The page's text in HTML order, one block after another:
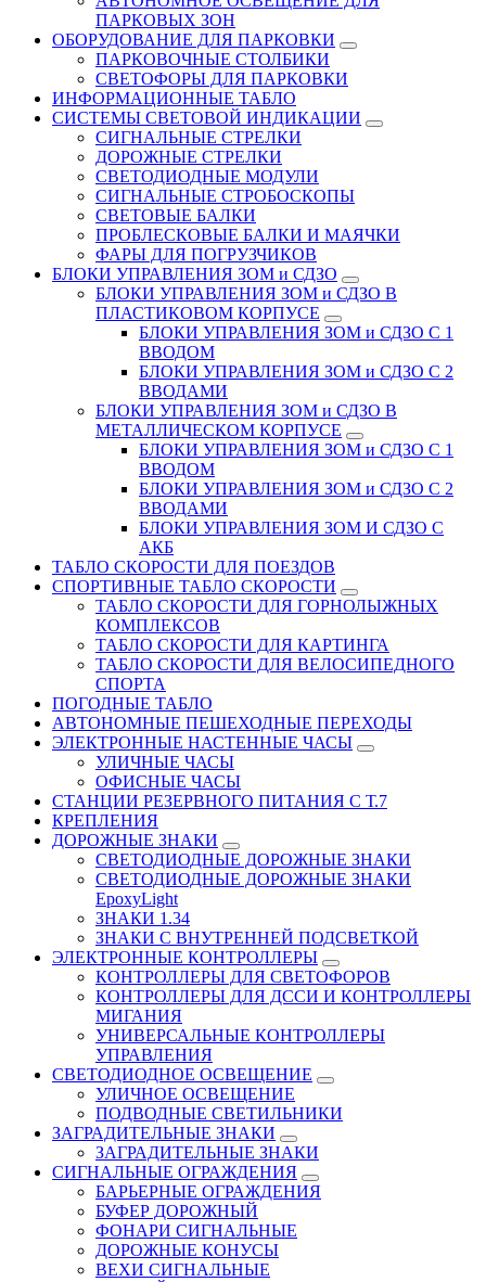
ПАРКОВЫХ ЗОН
ОБОРУДОВАНИЕ ДЛЯ ПАРКОВКИ
ПАРКОВОЧНЫЕ СТОЛБИКИ
СВЕТОФОРЫ ДЛЯ ПАРКОВКИ
ИНФОРМАЦИОННЫЕ ТАБЛО
CИСТЕМЫ СВЕТОВОЙ ИНДИКАЦИИ
СИГНАЛЬНЫЕ СТРЕЛКИ
ДОРОЖНЫЕ СТРЕЛКИ
СВЕТОДИОДНЫЕ МОДУЛИ
СИГНАЛЬНЫЕ СТРОБОСКОПЫ
СВЕТОВЫЕ БАЛКИ
ПРОБЛЕСКОВЫЕ БАЛКИ И МАЯЧКИ
ФАРЫ ДЛЯ ПОГРУЗЧИКОВ
БЛОКИ УПРАВЛЕНИЯ ЗОМ и СДЗО
БЛОКИ УПРАВЛЕНИЯ ЗОМ и СДЗО В
ПЛАСТИКОВОМ КОРПУСЕ
БЛОКИ УПРАВЛЕНИЯ ЗОМ и СДЗО С 1
ВВОДОМ
БЛОКИ УПРАВЛЕНИЯ ЗОМ и СДЗО С 2
ВВОДАМИ
БЛОКИ УПРАВЛЕНИЯ ЗОМ и СДЗО В
МЕТАЛЛИЧЕСКОМ КОРПУСЕ
БЛОКИ УПРАВЛЕНИЯ ЗОМ и СДЗО С 1
ВВОДОМ
БЛОКИ УПРАВЛЕНИЯ ЗОМ и СДЗО С 2
ВВОДАМИ
БЛОКИ УПРАВЛЕНИЯ ЗОМ И СДЗО С
АКБ
ТАБЛО СКОРОСТИ ДЛЯ ПОЕЗДОВ
СПОРТИВНЫЕ ТАБЛО СКОРОСТИ
ТАБЛО СКОРОСТИ ДЛЯ ГОРНОЛЫЖНЫХ
КОМПЛЕКСОВ
ТАБЛО СКОРОСТИ ДЛЯ КАРТИНГА
ТАБЛО СКОРОСТИ ДЛЯ ВЕЛОСИПЕДНОГО
СПОРТА
ПОГОДНЫЕ ТАБЛО
АВТОНОМНЫЕ ПЕШЕХОДНЫЕ ПЕРЕХОДЫ
ЭЛЕКТРОННЫЕ НАСТЕННЫЕ ЧАСЫ
УЛИЧНЫЕ ЧАСЫ
ОФИСНЫЕ ЧАСЫ
СТАНЦИИ РЕЗЕРВНОГО ПИТАНИЯ С Т.7
КРЕПЛЕНИЯ
ДОРОЖНЫЕ ЗНАКИ
СВЕТОДИОДНЫЕ ДОРОЖНЫЕ ЗНАКИ
СВЕТОДИОДНЫЕ ДОРОЖНЫЕ ЗНАКИ
EpoxyLight
ЗНАКИ 1.34
ЗНАКИ С ВНУТРЕННЕЙ ПОДСВЕТКОЙ
ЭЛЕКТРОННЫЕ КОНТРОЛЛЕРЫ
КОНТРОЛЛЕРЫ ДЛЯ СВЕТОФОРОВ
КОНТРОЛЛЕРЫ ДЛЯ ДССИ И КОНТРОЛЛЕРЫ
МИГАНИЯ
УНИВЕРСАЛЬНЫЕ КОНТРОЛЛЕРЫ
УПРАВЛЕНИЯ
СВЕТОДИОДНОЕ ОСВЕЩЕНИЕ
УЛИЧНОЕ ОСВЕЩЕНИЕ
ПОДВОДНЫЕ СВЕТИЛЬНИКИ
ЗАГРАДИТЕЛЬНЫЕ ЗНАКИ
ЗАГРАДИТЕЛЬНЫЕ ЗНАКИ
СИГНАЛЬНЫЕ ОГРАЖДЕНИЯ
БАРЬЕРНЫЕ ОГРАЖДЕНИЯ
БУФЕР ДОРОЖНЫЙ
ФОНАРИ СИГНАЛЬНЫЕ
ДОРОЖНЫЕ КОНУСЫ
ВЕХИ СИГНАЛЬНЫЕ